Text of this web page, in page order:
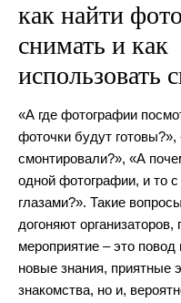
как найти
снимать и как
использовать
«А где фотографии
фоточки будут готовы?»,
смонтировали?», «А
одной фотографии, и то
глазами?». Такие
догоняют организаторов,
мероприятие – это повод
новые знания, приятные
знакомства, но и,